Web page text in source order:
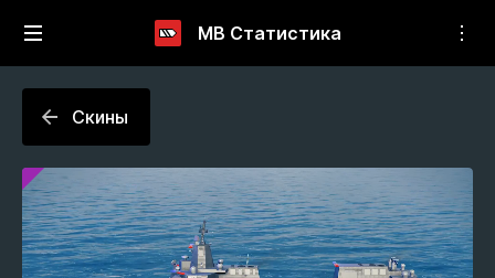
МВ Статистика
Скины